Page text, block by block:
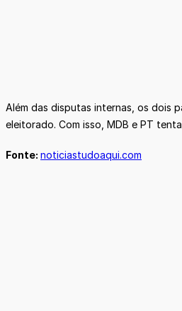
Além das disputas internas, os dois
eleitorado. Com isso, MDB e PT
Fonte: noticiastudoaqui.com